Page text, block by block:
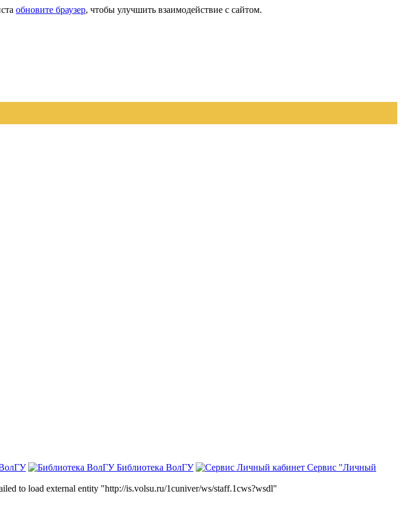
обновите браузер, чтобы улучшить взаимодействие с сайтом.
Библиотека ВолГУ
Сервис "Личный
to load external entity "http://is.volsu.ru/1cuniver/ws/staff.1cws?wsdl"